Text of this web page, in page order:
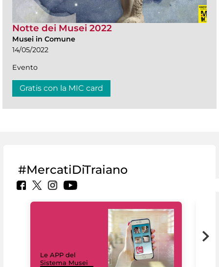
Notte dei Musei 2022
Musei in Comune
14/05/2022
Evento
Gratis con la MIC card
#MercatiDiTraiano
Le APP del
Sistema Musei